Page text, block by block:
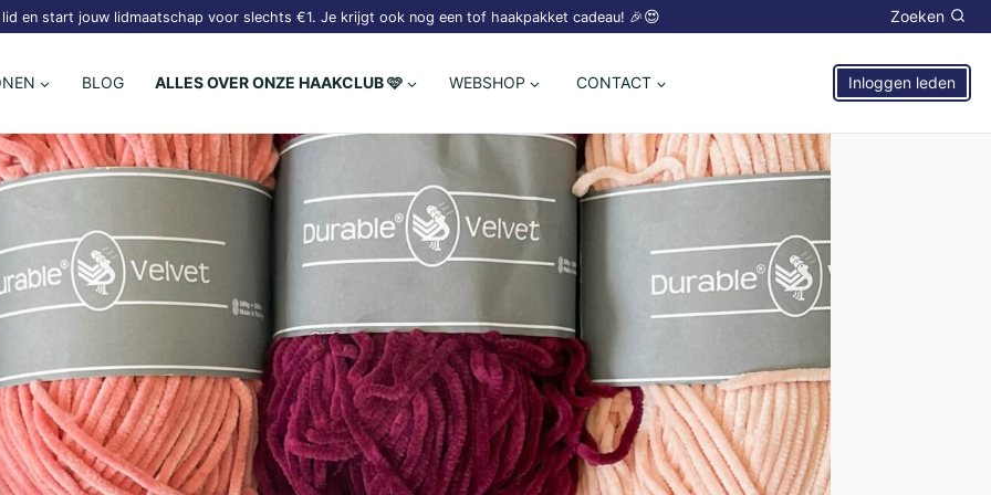
en start jouw lidmaatschap voor slechts €1. Je krijgt ook nog een tof haakpakket cadeau! 🎉😍 Zoeken
BLOG ALLES OVER ONZE HAAKCLUB 🩷 WEBSHOP CONTACT Inloggen leden